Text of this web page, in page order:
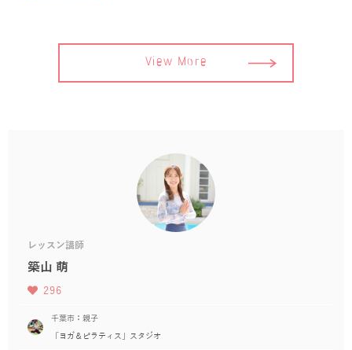
View More
レッスン講師
築山 萌
296
千葉市：親子
「ヨガ＆ピラティス」スタジオ